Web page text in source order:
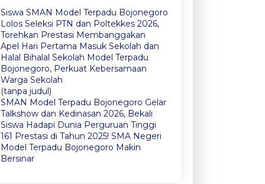
Siswa SMAN Model Terpadu Bojonegoro
Lolos Seleksi PTN dan Poltekkes 2026,
Torehkan Prestasi Membanggakan
Apel Hari Pertama Masuk Sekolah dan
Halal Bihalal Sekolah Model Terpadu
Bojonegoro, Perkuat Kebersamaan
Warga Sekolah
(tanpa judul)
SMAN Model Terpadu Bojonegoro Gelar
Talkshow dan Kedinasan 2026, Bekali
Siswa Hadapi Dunia Perguruan Tinggi
161 Prestasi di Tahun 2025! SMA Negeri
Model Terpadu Bojonegoro Makin
Bersinar